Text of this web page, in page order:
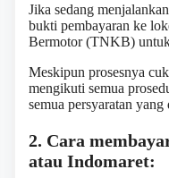
Jika sedang
bukti pembayaran ke
Bermotor (TNKB)
Meskipun prosesnya
mengikuti semua
semua persyaratan
2. Cara
atau Indomaret: